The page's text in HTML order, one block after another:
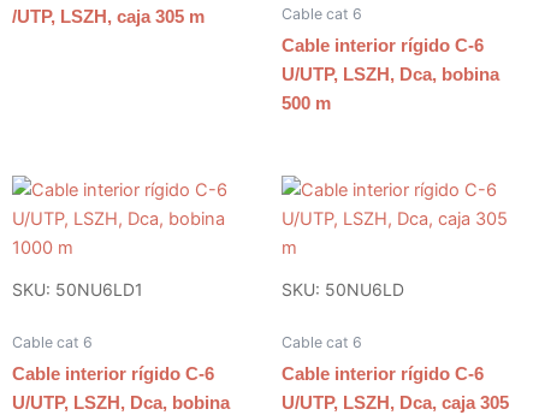
/UTP, LSZH, caja 305 m
Cable cat 6
Cable interior rígido C-6
U/UTP, LSZH, Dca, bobina
500 m
SKU: 50NU6LD1
Cable cat 6
Cable interior rígido C-6
U/UTP, LSZH, Dca, bobina
SKU: 50NU6LD
Cable cat 6
Cable interior rígido C-6
U/UTP, LSZH, Dca, caja 305